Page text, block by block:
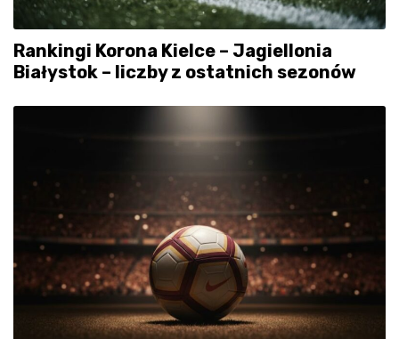
Rankingi Korona Kielce – Jagiellonia
Białystok – liczby z ostatnich sezonów